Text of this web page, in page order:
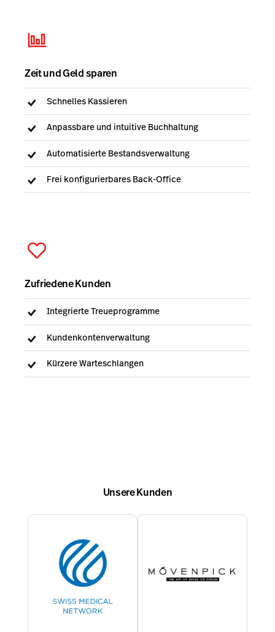
Zeit und Geld sparen
Schnelles Kassieren
Anpassbare und intuitive Buchhaltung
Automatisierte Bestandsverwaltung
Frei konfigurierbares Back-Office
Zufriedene Kunden
Integrierte Treueprogramme
Kundenkontenverwaltung
Kürzere Warteschlangen
Unsere Kunden